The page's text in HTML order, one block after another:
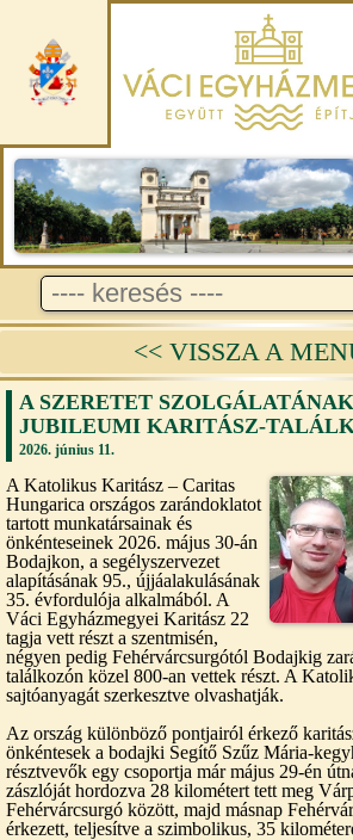
<< VISSZA A
A SZERETET
JUBILEUMI KARITÁSZ-
2026. június 11.
A Katolikus Karitász – Caritas
Hungarica országos zarándoklatot
tartott munkatársainak és
önkénteseinek 2026. május 30-án
Bodajkon, a segélyszervezet
alapításának 95., újjáalakulásának
35. évfordulója alkalmából. A
Váci Egyházmegyei Karitász 22
tagja vett részt a szentmisén,
négyen pedig Fehérvárcsurgótól Bodajkig
találkozón közel 800-an vettek részt. A
sajtóanyagát szerkesztve olvashatják.
Az ország különböző pontjairól érkező
önkéntesek a bodajki Segítő Szűz Mária-
résztvevők egy csoportja már május 29-én
zászlóját hordozva 28 kilométert tett meg
Fehérvárcsurgó között, majd másnap
érkezett, teljesítve a szimbolikus, 35